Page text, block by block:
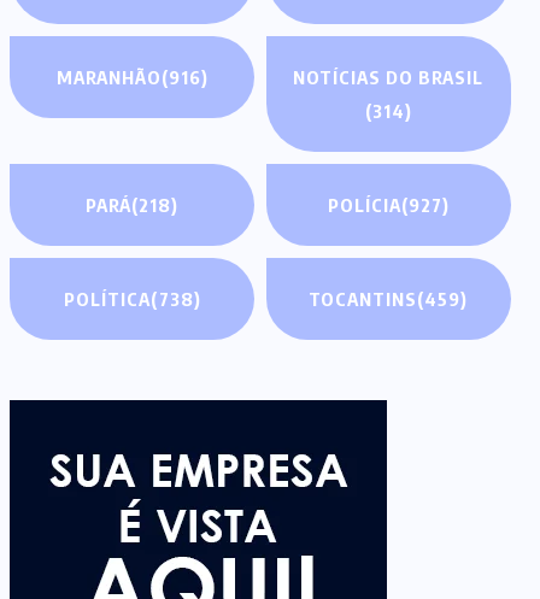
MARANHÃO(916)
NOTÍCIAS DO BRASIL
(314)
PARÁ(218) POLÍCIA(927)
POLÍTICA(738) TOCANTINS(459)